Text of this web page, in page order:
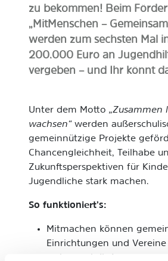
zu bekommen! Beim
„MitMenschen –
werden zum sechsten Mal
200.000 Euro an
vergeben – und Ihr könnt
Unter dem Motto „Zusammen
wachsen“ werden
gemeinnützige Projekte
Chancengleichheit, Teilhabe
Zukunftsperspektiven für
Jugendliche stark machen.
So funktioniert’s:
Mitmachen können
Einrichtungen und